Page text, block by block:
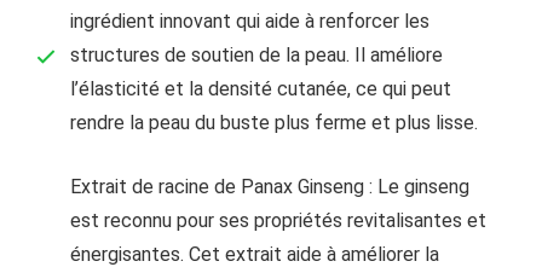
ingrédient innovant qui aide à renforcer les
structures de soutien de la peau. Il améliore
l’élasticité et la densité cutanée, ce qui peut
rendre la peau du buste plus ferme et plus lisse.
Extrait de racine de Panax Ginseng : Le ginseng
est reconnu pour ses propriétés revitalisantes et
énergisantes. Cet extrait aide à améliorer la